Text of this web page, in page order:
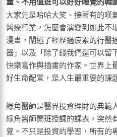
大家先是哈哈大笑、接著有的嘆
醫療行業，怎麼會演變到如此不
漫畫，闡述了經歷過疲累的行醫
器」以及「除了錢我們還可以留
快樂寫作與插畫的作家。世界上
好生命配置，是人生最重要的課
綠角醫師是醫界投資理財的典範
綠角醫師開班授課的課表，突然
覺。不只是投資的學習，所有的